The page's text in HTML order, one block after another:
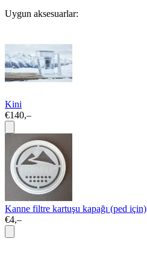
Uygun aksesuarlar:
Kini
€140,–
Kanne filtre kartuşu kapağı (ped için)
€4,–